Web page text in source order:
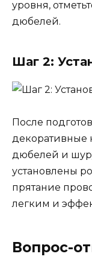
уровня,
дюбелей.
Шаг 2:
После
декоративные
дюбелей и
установлены
прятание
легким и
Вопрос-